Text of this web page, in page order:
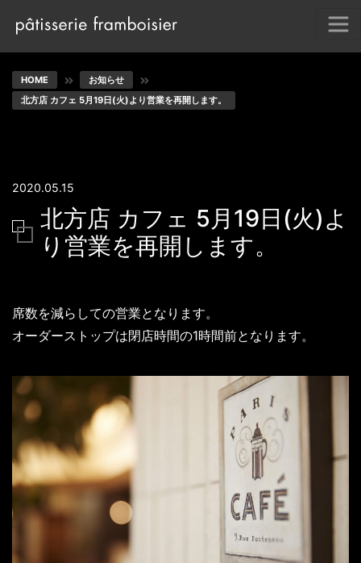
HOME
お知らせ
北方店 カフェ 5月19日(火)より営業を再開します。
2020.05.15
北方店 カフェ 5月19日(火)よ
り営業を再開します。
席数を減らしての営業となります。
オーダーストップは閉店時間の1時間前となります。